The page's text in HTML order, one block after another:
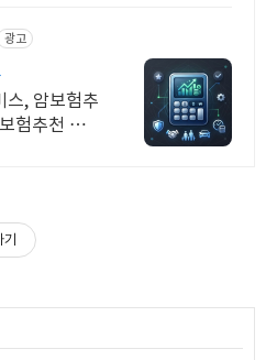
광고
스, 암보험추
험추천 알